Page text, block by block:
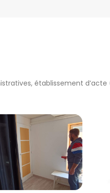
établissement d’acte